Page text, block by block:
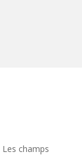
Les champs